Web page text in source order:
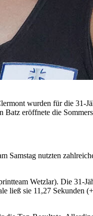
wurden für die 31-
Batz eröffnete die
Samstag nutzten
Wetzlar). Die 31-
ließ sie 11,27 Sekunden